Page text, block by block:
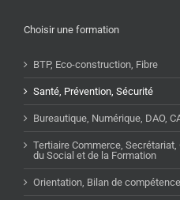
Choisir une formation
BTP, Eco-construction, Fibre
Santé, Prévention, Sécurité
Bureautique, Numérique, DAO,
Tertiaire Commerce,
du Social et de la Formation
Orientation, Bilan de